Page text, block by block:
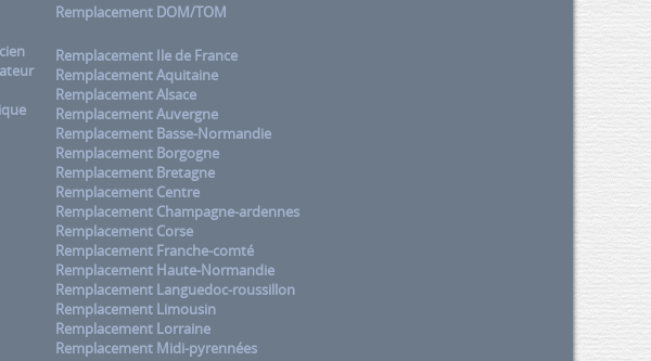
Remplacement DOM/TOM
Remplacement Ile de France
Remplacement Aquitaine
Remplacement Alsace
Remplacement Auvergne
Remplacement Basse-Normandie
Remplacement Borgogne
Remplacement Bretagne
Remplacement Centre
Remplacement Champagne-ardennes
Remplacement Corse
Remplacement Franche-comté
Remplacement Haute-Normandie
Remplacement Languedoc-roussillon
Remplacement Limousin
Remplacement Lorraine
Remplacement Midi-pyrennées